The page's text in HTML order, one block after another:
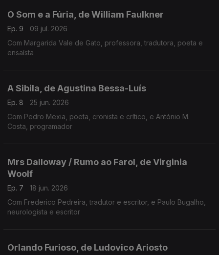
O Som e a Fúria, de William Faulkner
Ep. 9
09 jul. 2026
Com Margarida Vale de Gato, professora, tradutora, poeta e
ensaísta
A Sibila, de Agustina Bessa-Luís
Ep. 8
25 jun. 2026
Com Pedro Mexia, poeta, cronista e crítico, e António M.
Costa, programador
Mrs Dalloway / Rumo ao Farol, de Virginia
Woolf
Ep. 7
18 jun. 2026
Com Frederico Pedreira, tradutor e escritor, e Paulo Bugalho,
neurologista e escritor
Orlando Furioso, de Ludovico Ariosto